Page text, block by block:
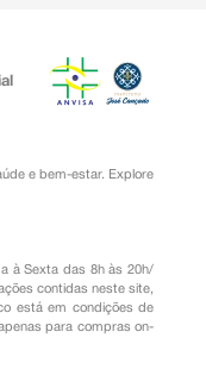
e bem-estar. Explore
à Sexta das 8h às 20h/
contidas neste site,
está em condições de
para compras on-